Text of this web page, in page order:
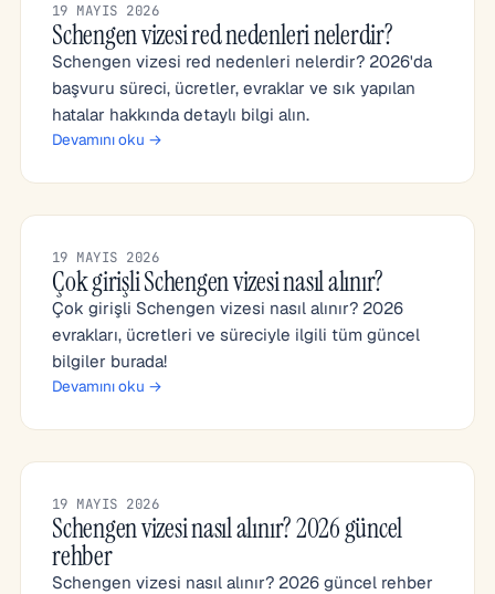
19 MAYIS 2026
Schengen vizesi red nedenleri nelerdir?
Schengen vizesi red nedenleri nelerdir? 2026'da
başvuru süreci, ücretler, evraklar ve sık yapılan
hatalar hakkında detaylı bilgi alın.
Devamını oku →
19 MAYIS 2026
Çok girişli Schengen vizesi nasıl alınır?
Çok girişli Schengen vizesi nasıl alınır? 2026
evrakları, ücretleri ve süreciyle ilgili tüm güncel
bilgiler burada!
Devamını oku →
19 MAYIS 2026
Schengen vizesi nasıl alınır? 2026 güncel
rehber
Schengen vizesi nasıl alınır? 2026 güncel rehber